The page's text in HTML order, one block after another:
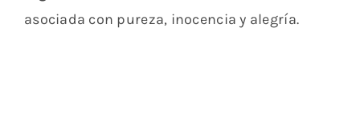
asociada con pureza, inocencia y alegría.